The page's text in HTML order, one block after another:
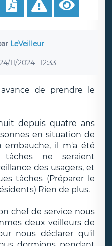
LeVeilleur
11/2024 12:33
de prendre le
depuis quatre ans
en situation de
embauche, il m'a été
ne seraient
des usagers, et
tâches (Préparer le
Rien de plus.
chef de service nous
deux veilleurs de
nous déclarer qu'il